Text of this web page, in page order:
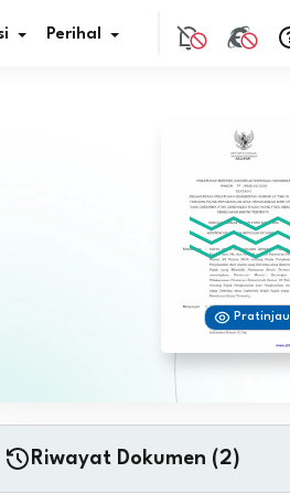
JDIH
Perihal
Pratinjau
Riwayat Dokumen (2)